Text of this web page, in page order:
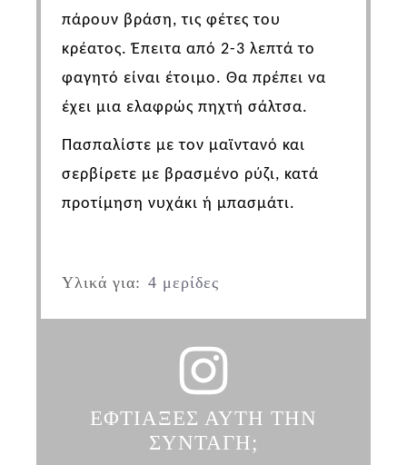
πάρουν βράση, τις φέτες του
κρέατος. Έπειτα από 2-3 λεπτά το
φαγητό είναι έτοιμο. Θα πρέπει να
έχει μια ελαφρώς πηχτή σάλτσα.
Πασπαλίστε με τον μαϊντανό και
σερβίρετε με βρασμένο ρύζι, κατά
προτίμηση νυχάκι ή μπασμάτι.
Υλικά για: 4 μερίδες
ΕΦΤΙΑΞΕΣ ΑΥΤΗ ΤΗΝ
ΣΥΝΤΑΓΗ;